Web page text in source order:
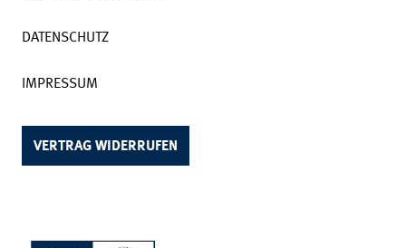
DATENSCHUTZ
IMPRESSUM
VERTRAG WIDERRUFEN